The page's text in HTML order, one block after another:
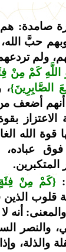
صامدة: هم
حبَّ
ولم
اللَّهِ كَمْ مِنْ
الصَّابِرِينَ}،
أضعف
الاعتزاز
قوة الله
فوق
{كَمْ مِنْ فِئَةٍ
قلوب الذين
أنه
والنصر
والذلة،